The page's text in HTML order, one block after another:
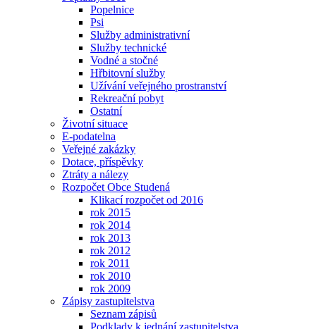
Popelnice
Psi
Služby administrativní
Služby technické
Vodné a stočné
Hřbitovní služby
Užívání veřejného prostranství
Rekreační pobyt
Ostatní
Životní situace
E-podatelna
Veřejné zakázky
Dotace, příspěvky
Ztráty a nálezy
Rozpočet Obce Studená
Klikací rozpočet od 2016
rok 2015
rok 2014
rok 2013
rok 2012
rok 2011
rok 2010
rok 2009
Zápisy zastupitelstva
Seznam zápisů
Podklady k jednání zastupitelstva